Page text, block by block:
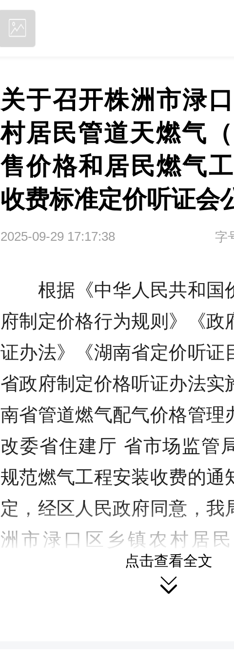
关于召开株洲市渌
村居民管道天燃气
售价格和居民燃气
收费标准定价听证会
2025-09-29 17:17:38 字
根据《中华人民共和国
府制定价格行为规则》《政
证办法》《湖南省定价听证
省政府制定价格听证办法实
南省管道燃气配气价格管理
改委省住建厅 省市场监管
规范燃气工程安装收费的通
定，经区人民政府同意，我
洲市渌口区乡镇农村居
（LNG）销售价格和居民燃
点击查看全文
